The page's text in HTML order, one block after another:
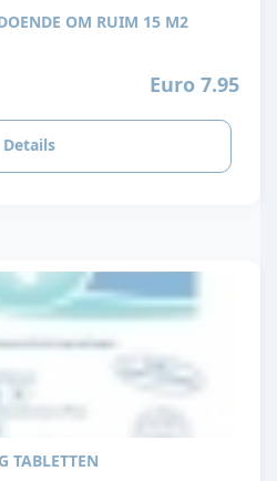
OM RUIM 15 M2
Euro 7.95
Details
TABLETTEN